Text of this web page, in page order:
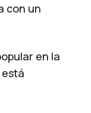
con un
en la